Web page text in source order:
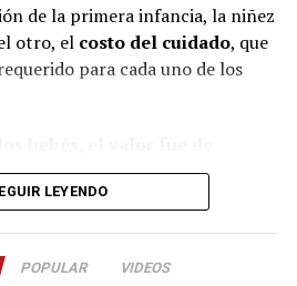
de la primera infancia, la niñez
otro, el costo del cuidado, que
para cada uno de los
para los chicos deentre uno y
. En tanto, para el rango
LEYENDO
POPULAR VIDEOS